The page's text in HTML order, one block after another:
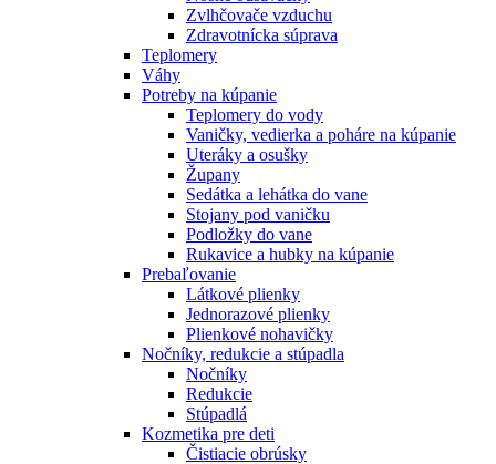
Zvlhčovače vzduchu
Zdravotnícka súprava
Teplomery
Váhy
Potreby na kúpanie
Teplomery do vody
Vaničky, vedierka a poháre na kúpanie
Uteráky a osušky
Župany
Sedátka a lehátka do vane
Stojany pod vaničku
Podložky do vane
Rukavice a hubky na kúpanie
Prebaľovanie
Látkové plienky
Jednorazové plienky
Plienkové nohavičky
Nočníky, redukcie a stúpadla
Nočníky
Redukcie
Stúpadlá
Kozmetika pre deti
Čistiacie obrúsky